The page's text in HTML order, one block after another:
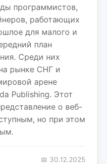
программистов,
работающих
для малого и
план
Среди них
рынке СНГ и
арене
Publishing. Этот
о веб-
но при этом
📅 30.12.2025